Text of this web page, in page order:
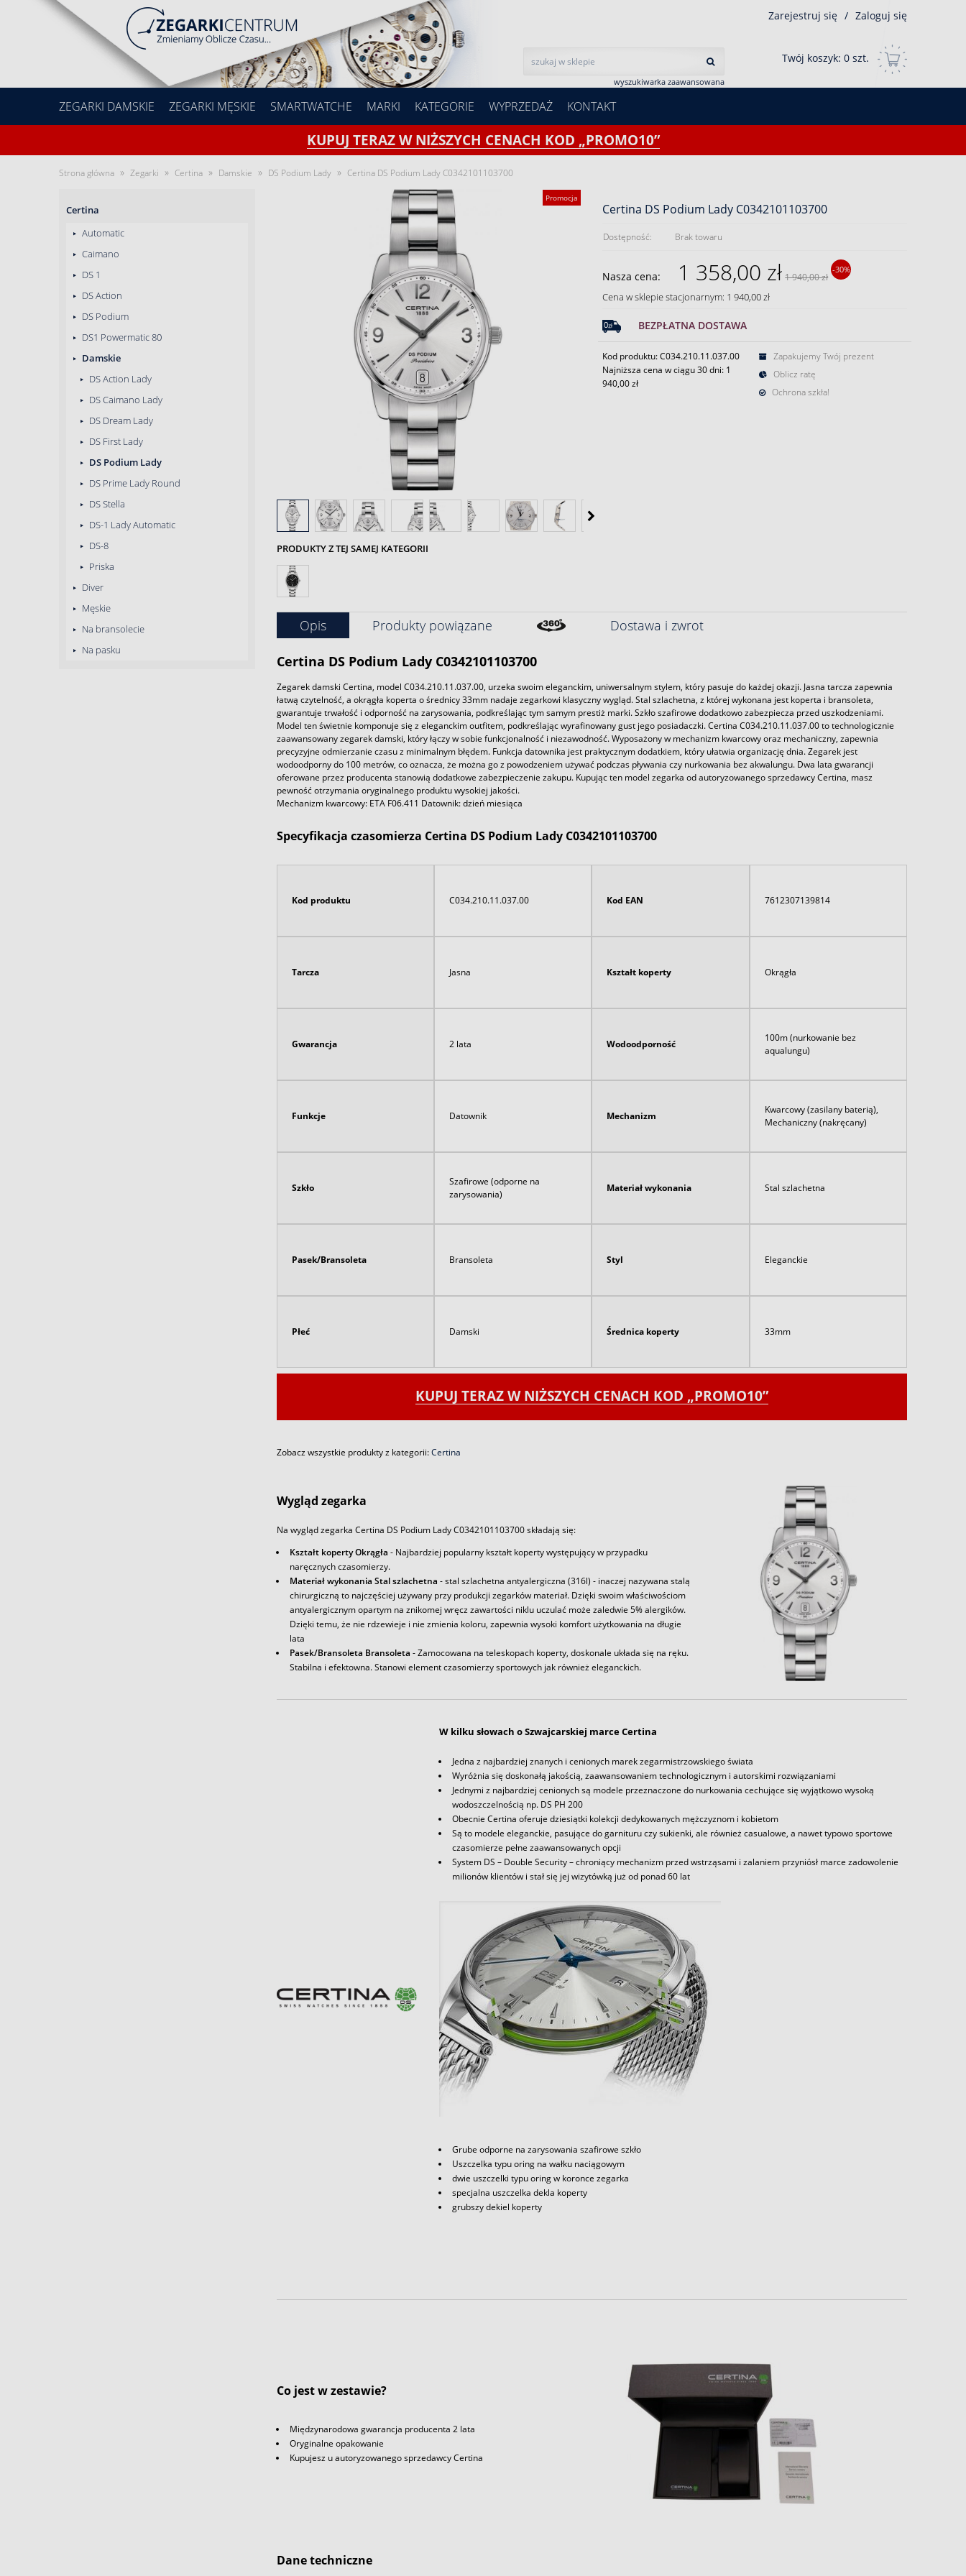
wyszukiwarka zaawansowana
Zarejestruj się / Zaloguj się
Twój koszyk: 0 szt.
ZEGARKI DAMSKIE ZEGARKI MĘSKIE SMARTWATCHE MARKI KATEGORIE WYPRZEDAŻ KONTAKT
KUPUJ TERAZ W NIŻSZYCH CENACH KOD „PROMO10”
Strona główna » Zegarki » Certina » Damskie » DS Podium Lady » Certina DS Podium Lady C0342101103700
Certina
Automatic
Caimano
DS 1
DS Action
DS Podium
DS1 Powermatic 80
Damskie
DS Action Lady
DS Caimano Lady
DS Dream Lady
DS First Lady
DS Podium Lady
DS Prime Lady Round
DS Stella
DS-1 Lady Automatic
DS-8
Priska
Diver
Męskie
Na bransolecie
Na pasku
Promocja
PRODUKTY Z TEJ SAMEJ KATEGORII
Certina DS Podium Lady C0342101103700
Dostępność: Brak towaru
Nasza cena: 1 358,00 zł 1 940,00 zł
-30%
Cena w sklepie stacjonarnym: 1 940,00 zł
BEZPŁATNA DOSTAWA
Kod produktu: C034.210.11.037.00
Najniższa cena w ciągu 30 dni: 1
940,00 zł
Zapakujemy Twój prezent
Oblicz ratę
Ochrona szkła!
Opis Produkty powiązane Dostawa i zwrot
Certina DS Podium Lady C0342101103700
Zegarek damski Certina, model C034.210.11.037.00, urzeka swoim eleganckim, uniwersalnym stylem, który pasuje do każdej okazji. Jasna tarcza zapewnia
łatwą czytelność, a okrągła koperta o średnicy 33mm nadaje zegarkowi klasyczny wygląd. Stal szlachetna, z której wykonana jest koperta i bransoleta,
gwarantuje trwałość i odporność na zarysowania, podkreślając tym samym prestiż marki. Szkło szafirowe dodatkowo zabezpiecza przed uszkodzeniami.
Model ten świetnie komponuje się z eleganckim outfitem, podkreślając wyrafinowany gust jego posiadaczki. Certina C034.210.11.037.00 to technologicznie
zaawansowany zegarek damski, który łączy w sobie funkcjonalność i niezawodność. Wyposażony w mechanizm kwarcowy oraz mechaniczny, zapewnia
precyzyjne odmierzanie czasu z minimalnym błędem. Funkcja datownika jest praktycznym dodatkiem, który ułatwia organizację dnia. Zegarek jest
wodoodporny do 100 metrów, co oznacza, że można go z powodzeniem używać podczas pływania czy nurkowania bez akwalungu. Dwa lata gwarancji
oferowane przez producenta stanowią dodatkowe zabezpieczenie zakupu. Kupując ten model zegarka od autoryzowanego sprzedawcy Certina, masz
pewność otrzymania oryginalnego produktu wysokiej jakości.
Mechanizm kwarcowy: ETA F06.411 Datownik: dzień miesiąca
Specyfikacja czasomierza Certina DS Podium Lady C0342101103700
Kod produktu C034.210.11.037.00 Kod EAN 7612307139814
Tarcza Jasna Kształt koperty Okrągła
Gwarancja 2 lata Wodoodporność
100m (nurkowanie bez
aqualungu)
Funkcje Datownik Mechanizm
Kwarcowy (zasilany baterią),
Mechaniczny (nakręcany)
Szkło
Szafirowe (odporne na
zarysowania)
Materiał wykonania Stal szlachetna
Pasek/Bransoleta Bransoleta Styl Eleganckie
Płeć Damski Średnica koperty 33mm
KUPUJ TERAZ W NIŻSZYCH CENACH KOD „PROMO10”
Zobacz wszystkie produkty z kategorii:Certina
Wygląd zegarka
Na wygląd zegarka Certina DS Podium Lady C0342101103700 składają się:
Kształt koperty Okrągła - Najbardziej popularny kształt koperty występujący w przypadku
naręcznych czasomierzy.
Materiał wykonania Stal szlachetna - stal szlachetna antyalergiczna (316l) - inaczej nazywana stalą
chirurgiczną to najczęściej używany przy produkcji zegarków materiał. Dzięki swoim właściwościom
antyalergicznym opartym na znikomej wręcz zawartości niklu uczulać może zaledwie 5% alergików.
Dzięki temu, że nie rdzewieje i nie zmienia koloru, zapewnia wysoki komfort użytkowania na długie
lata
Pasek/Bransoleta Bransoleta - Zamocowana na teleskopach koperty, doskonale układa się na ręku.
Stabilna i efektowna. Stanowi element czasomierzy sportowych jak również eleganckich.
W kilku słowach o Szwajcarskiej marce Certina
Jedna z najbardziej znanych i cenionych marek zegarmistrzowskiego świata
Wyróżnia się doskonałą jakością, zaawansowaniem technologicznym i autorskimi rozwiązaniami
Jednymi z najbardziej cenionych są modele przeznaczone do nurkowania cechujące się wyjątkowo wysoką
wodoszczelnością np. DS PH 200
Obecnie Certina oferuje dziesiątki kolekcji dedykowanych mężczyznom i kobietom
Są to modele eleganckie, pasujące do garnituru czy sukienki, ale również casualowe, a nawet typowo sportowe
czasomierze pełne zaawansowanych opcji
System DS – Double Security – chroniący mechanizm przed wstrząsami i zalaniem przyniósł marce zadowolenie
milionów klientów i stał się jej wizytówką już od ponad 60 lat
Grube odporne na zarysowania szafirowe szkło
Uszczelka typu oring na wałku naciągowym
dwie uszczelki typu oring w koronce zegarka
specjalna uszczelka dekla koperty
grubszy dekiel koperty
Co jest w zestawie?
Międzynarodowa gwarancja producenta 2 lata
Oryginalne opakowanie
Kupujesz u autoryzowanego sprzedawcy Certina
Dane techniczne